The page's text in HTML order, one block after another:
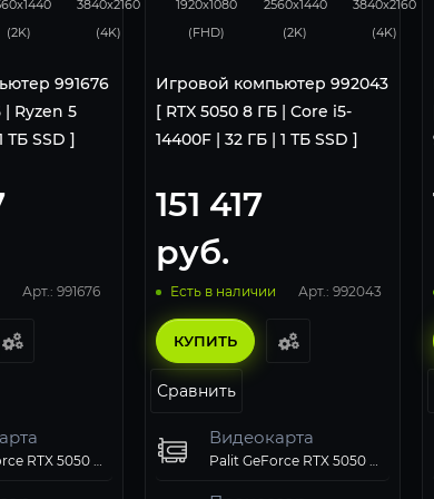
(2K)
3840x2160
(4K)
991676
| Ryzen 5
ТБ SSD ]
Арт.: 991676
1920x1080
(FHD)
2560x1440
(2K)
3840x2160
(4K)
Игровой компьютер 992043
[ RTX 5050 8 ГБ | Core i5-
14400F | 32 ГБ | 1 ТБ SSD ]
151 417
руб.
Есть в наличии Арт.: 992043
КУПИТЬ
Сравнить
Видеокарта